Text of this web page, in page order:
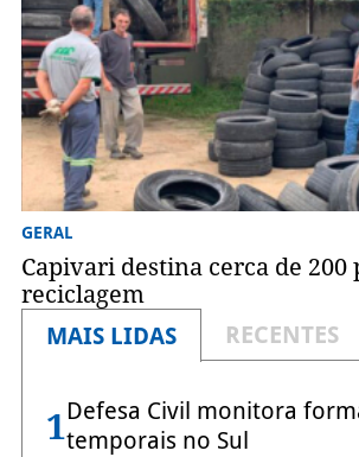
GERAL
Capivari destina cerca de 200
reciclagem
MAIS LIDAS
RECENTES
1Defesa Civil monitora
temporais no Sul